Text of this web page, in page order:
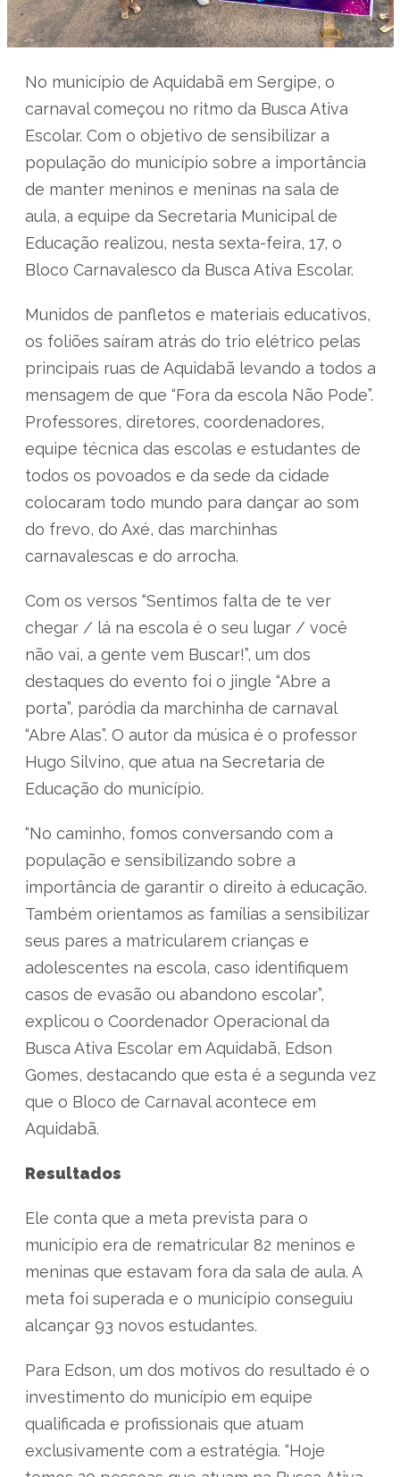
No município de Aquidabã em Sergipe, o
carnaval começou no ritmo da Busca Ativa
Escolar. Com o objetivo de sensibilizar a
população do município sobre a importância
de manter meninos e meninas na sala de
aula, a equipe da Secretaria Municipal de
Educação realizou, nesta sexta-feira, 17, o
Bloco Carnavalesco da Busca Ativa Escolar.
Munidos de panfletos e materiais educativos,
os foliões saíram atrás do trio elétrico pelas
principais ruas de Aquidabã levando a todos a
mensagem de que “Fora da escola Não Pode”.
Professores, diretores, coordenadores,
equipe técnica das escolas e estudantes de
todos os povoados e da sede da cidade
colocaram todo mundo para dançar ao som
do frevo, do Axé, das marchinhas
carnavalescas e do arrocha.
Com os versos “Sentimos falta de te ver
chegar / lá na escola é o seu lugar / você
não vai, a gente vem Buscar!”, um dos
destaques do evento foi o jingle “Abre a
porta”, paródia da marchinha de carnaval
“Abre Alas”. O autor da música é o professor
Hugo Silvino, que atua na Secretaria de
Educação do município.
“No caminho, fomos conversando com a
população e sensibilizando sobre a
importância de garantir o direito à educação.
Também orientamos as famílias a sensibilizar
seus pares a matricularem crianças e
adolescentes na escola, caso identifiquem
casos de evasão ou abandono escolar”,
explicou o Coordenador Operacional da
Busca Ativa Escolar em Aquidabã, Edson
Gomes, destacando que esta é a segunda vez
que o Bloco de Carnaval acontece em
Aquidabã.
Resultados
Ele conta que a meta prevista para o
município era de rematricular 82 meninos e
meninas que estavam fora da sala de aula. A
meta foi superada e o município conseguiu
alcançar 93 novos estudantes.
Para Edson, um dos motivos do resultado é o
investimento do município em equipe
qualificada e profissionais que atuam
exclusivamente com a estratégia. “Hoje